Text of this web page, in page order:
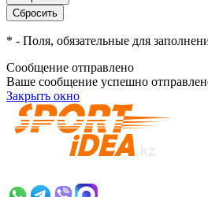
* - Поля, обязательные для
Сообщение отправлено
Ваше сообщение успешно
Закрыть окно